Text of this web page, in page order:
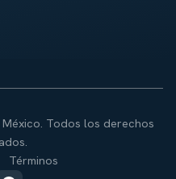
Todos los derechos
Términos